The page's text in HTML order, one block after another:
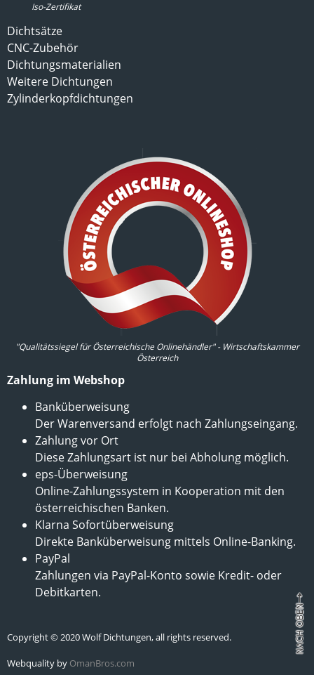
Iso-Zertifikat
Dichtsätze
CNC-Zubehör
Dichtungsmaterialien
Weitere Dichtungen
Zylinderkopfdichtungen
"Qualitätssiegel für Österreichische Onlinehändler" - Wirtschaftskammer
Österreich
Zahlung im Webshop
Banküberweisung
Der Warenversand erfolgt nach Zahlungseingang.
Zahlung vor Ort
Diese Zahlungsart ist nur bei Abholung möglich.
eps-Überweisung
Online-Zahlungssystem in Kooperation mit den
österreichischen Banken.
Klarna Sofortüberweisung
Direkte Banküberweisung mittels Online-Banking.
PayPal
Zahlungen via PayPal-Konto sowie Kredit- oder
Debitkarten.
Copyright © 2020 Wolf Dichtungen, all rights reserved.
Webquality by OmanBros.com